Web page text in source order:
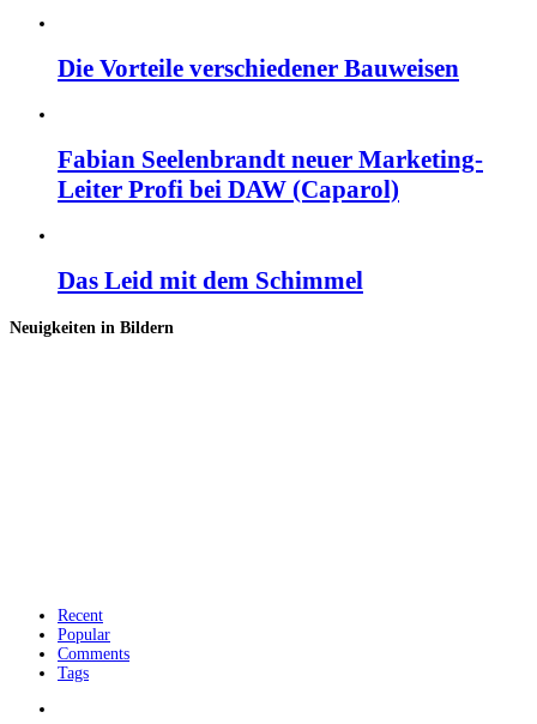
Die Vorteile verschiedener Bauweisen
Fabian Seelenbrandt neuer Marketing-
Leiter Profi bei DAW (Caparol)
Das Leid mit dem Schimmel
Neuigkeiten in Bildern
Recent
Popular
Comments
Tags